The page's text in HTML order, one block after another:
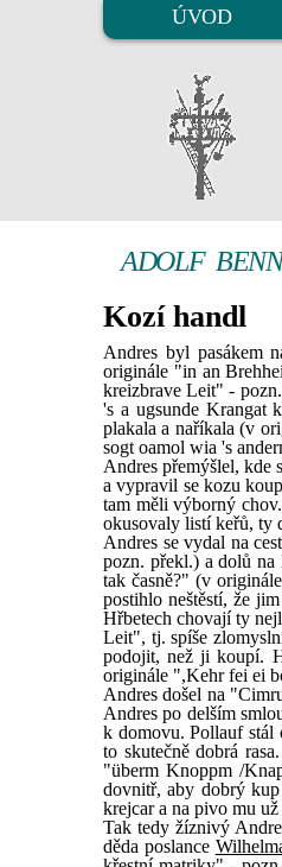
ÚVOD
ADOLF
Kozí handl
Andres byl pasákem
originále "in an
kreizbrave Leit" -
's a ugsunde Krangat
plakala a naříkala (v
sogt oamol wia 's
Andres přemýšlel, kde
a vypravil se kozu
tam měli výborný
okusovaly listí keřů, ty
Andres se vydal na
pozn. překl.) a dolů
tak časně?" (v
postihlo neštěstí, že
Hřbetech chovají ty
Leit", tj. spíše
podojit, než ji koupí.
originále ",Kehr fei ei
Andres došel na
Andres po delším
k domovu. Pollauf stál
to skutečně dobrá
"überm Knoppm /
dovnitř, aby dobrý
krejcar a na pivo mu
Tak tedy žíznivý
děda poslance